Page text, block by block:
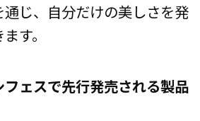
じ、自分だけの美しさを発
す。
ェスで先行発売される製品